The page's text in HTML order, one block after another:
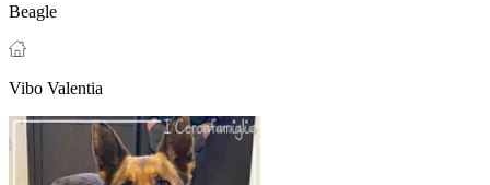
Beagle
Vibo Valentia